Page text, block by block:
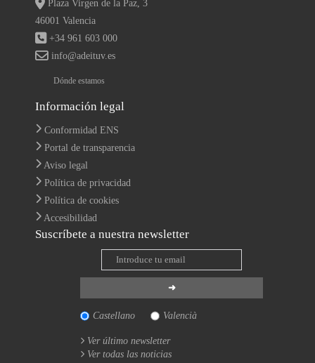
Plaza Virgen de la Paz, 3
46001 Valencia
+34 961 603 000
info@adeituv.es
Dónde estamos
Información legal
Conformidad ENS
Portal de transparencia
Aviso legal
Política de privacidad
Política de cookies
Accesibilidad
Suscríbete a nuestra newsletter
Castellano Valencià
Ver último newsletter
Ver todas las noticias